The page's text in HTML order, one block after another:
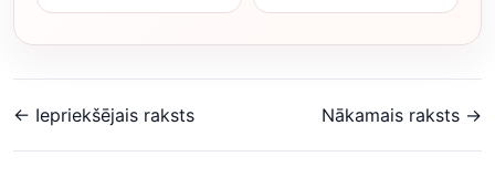
← Iepriekšējais raksts Nākamais raksts →